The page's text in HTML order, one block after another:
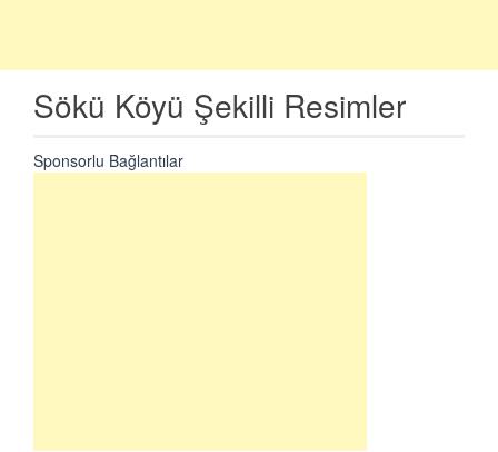
Sökü Köyü Şekilli Resimler
Sponsorlu Bağlantılar